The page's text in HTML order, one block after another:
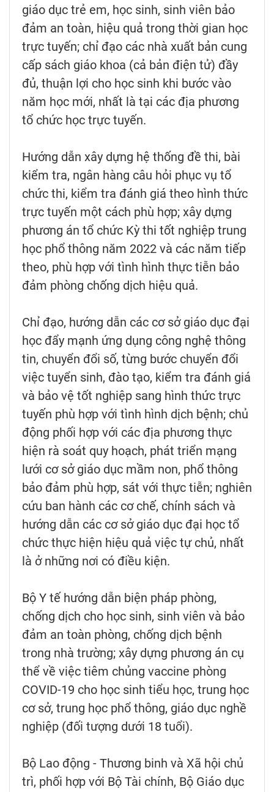
giáo dục trẻ em, học sinh, sinh viên bảo
đảm an toàn, hiệu quả trong thời gian học
trực tuyến; chỉ đạo các nhà xuất bản cung
cấp sách giáo khoa (cả bản điện tử) đầy
đủ, thuận lợi cho học sinh khi bước vào
năm học mới, nhất là tại các địa phương
tổ chức học trực tuyến.
Hướng dẫn xây dựng hệ thống đề thi, bài
kiểm tra, ngân hàng câu hỏi phục vụ tổ
chức thi, kiểm tra đánh giá theo hình thức
trực tuyến một cách phù hợp; xây dựng
phương án tổ chức Kỳ thi tốt nghiệp trung
học phổ thông năm 2022 và các năm tiếp
theo, phù hợp với tình hình thực tiễn bảo
đảm phòng chống dịch hiệu quả.
Chỉ đạo, hướng dẫn các cơ sở giáo dục đại
học đẩy mạnh ứng dụng công nghệ thông
tin, chuyển đổi số, từng bước chuyển đổi
việc tuyển sinh, đào tạo, kiểm tra đánh giá
và bảo vệ tốt nghiệp sang hình thức trực
tuyến phù hợp với tình hình dịch bệnh; chủ
động phối hợp với các địa phương thực
hiện rà soát quy hoạch, phát triển mạng
lưới cơ sở giáo dục mầm non, phổ thông
bảo đảm phù hợp, sát với thực tiễn; nghiên
cứu ban hành các cơ chế, chính sách và
hướng dẫn các cơ sở giáo dục đại học tổ
chức thực hiện hiệu quả việc tự chủ, nhất
là ở những nơi có điều kiện.
Bộ Y tế hướng dẫn biện pháp phòng,
chống dịch cho học sinh, sinh viên và bảo
đảm an toàn phòng, chống dịch bệnh
trong nhà trường; xây dựng phương án cụ
thể về việc tiêm chủng vaccine phòng
COVID-19 cho học sinh tiểu học, trung học
cơ sở, trung học phổ thông, giáo dục nghề
nghiệp (đối tượng dưới 18 tuổi).
Bộ Lao động - Thương binh và Xã hội chủ
trì, phối hợp với Bộ Tài chính, Bộ Giáo dục